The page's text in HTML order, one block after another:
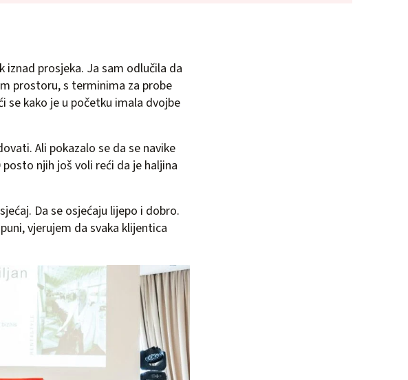
prosjeka. Ja sam odlučila da
prostoru, s terminima za probe
se kako je u početku imala dvojbe
Ali pokazalo se da se navike
njih još voli reći da je haljina
Da se osjećaju lijepo i dobro.
vjerujem da svaka klijentica